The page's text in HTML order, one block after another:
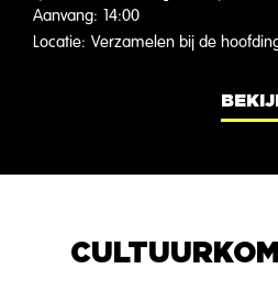
Aanvang: 14:00
Locatie: Verzamelen bij de